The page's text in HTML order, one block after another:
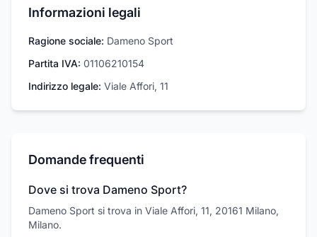
Informazioni legali
Ragione sociale: Dameno Sport
Partita IVA: 01106210154
Indirizzo legale: Viale Affori, 11
Domande frequenti
Dove si trova Dameno Sport?
Dameno Sport si trova in Viale Affori, 11, 20161 Milano,
Milano.